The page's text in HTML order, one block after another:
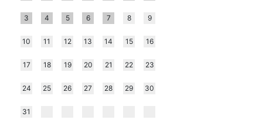
3 4 5 6 7 8 9
10 11 12 13 14 15 16
17 18 19 20 21 22 23
24 25 26 27 28 29 30
31